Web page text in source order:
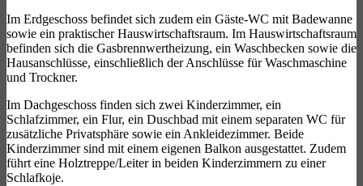
Im Erdgeschoss befindet sich zudem ein Gäste-WC mit Badewanne
sowie ein praktischer Hauswirtschaftsraum. Im Hauswirtschaftsraum
befinden sich die Gasbrennwertheizung, ein Waschbecken sowie die
Hausanschlüsse, einschließlich der Anschlüsse für Waschmaschine
und Trockner.
Im Dachgeschoss finden sich zwei Kinderzimmer, ein
Schlafzimmer, ein Flur, ein Duschbad mit einem separaten WC für
zusätzliche Privatsphäre sowie ein Ankleidezimmer. Beide
Kinderzimmer sind mit einem eigenen Balkon ausgestattet. Zudem
führt eine Holztreppe/Leiter in beiden Kinderzimmern zu einer
Schlafkoje.